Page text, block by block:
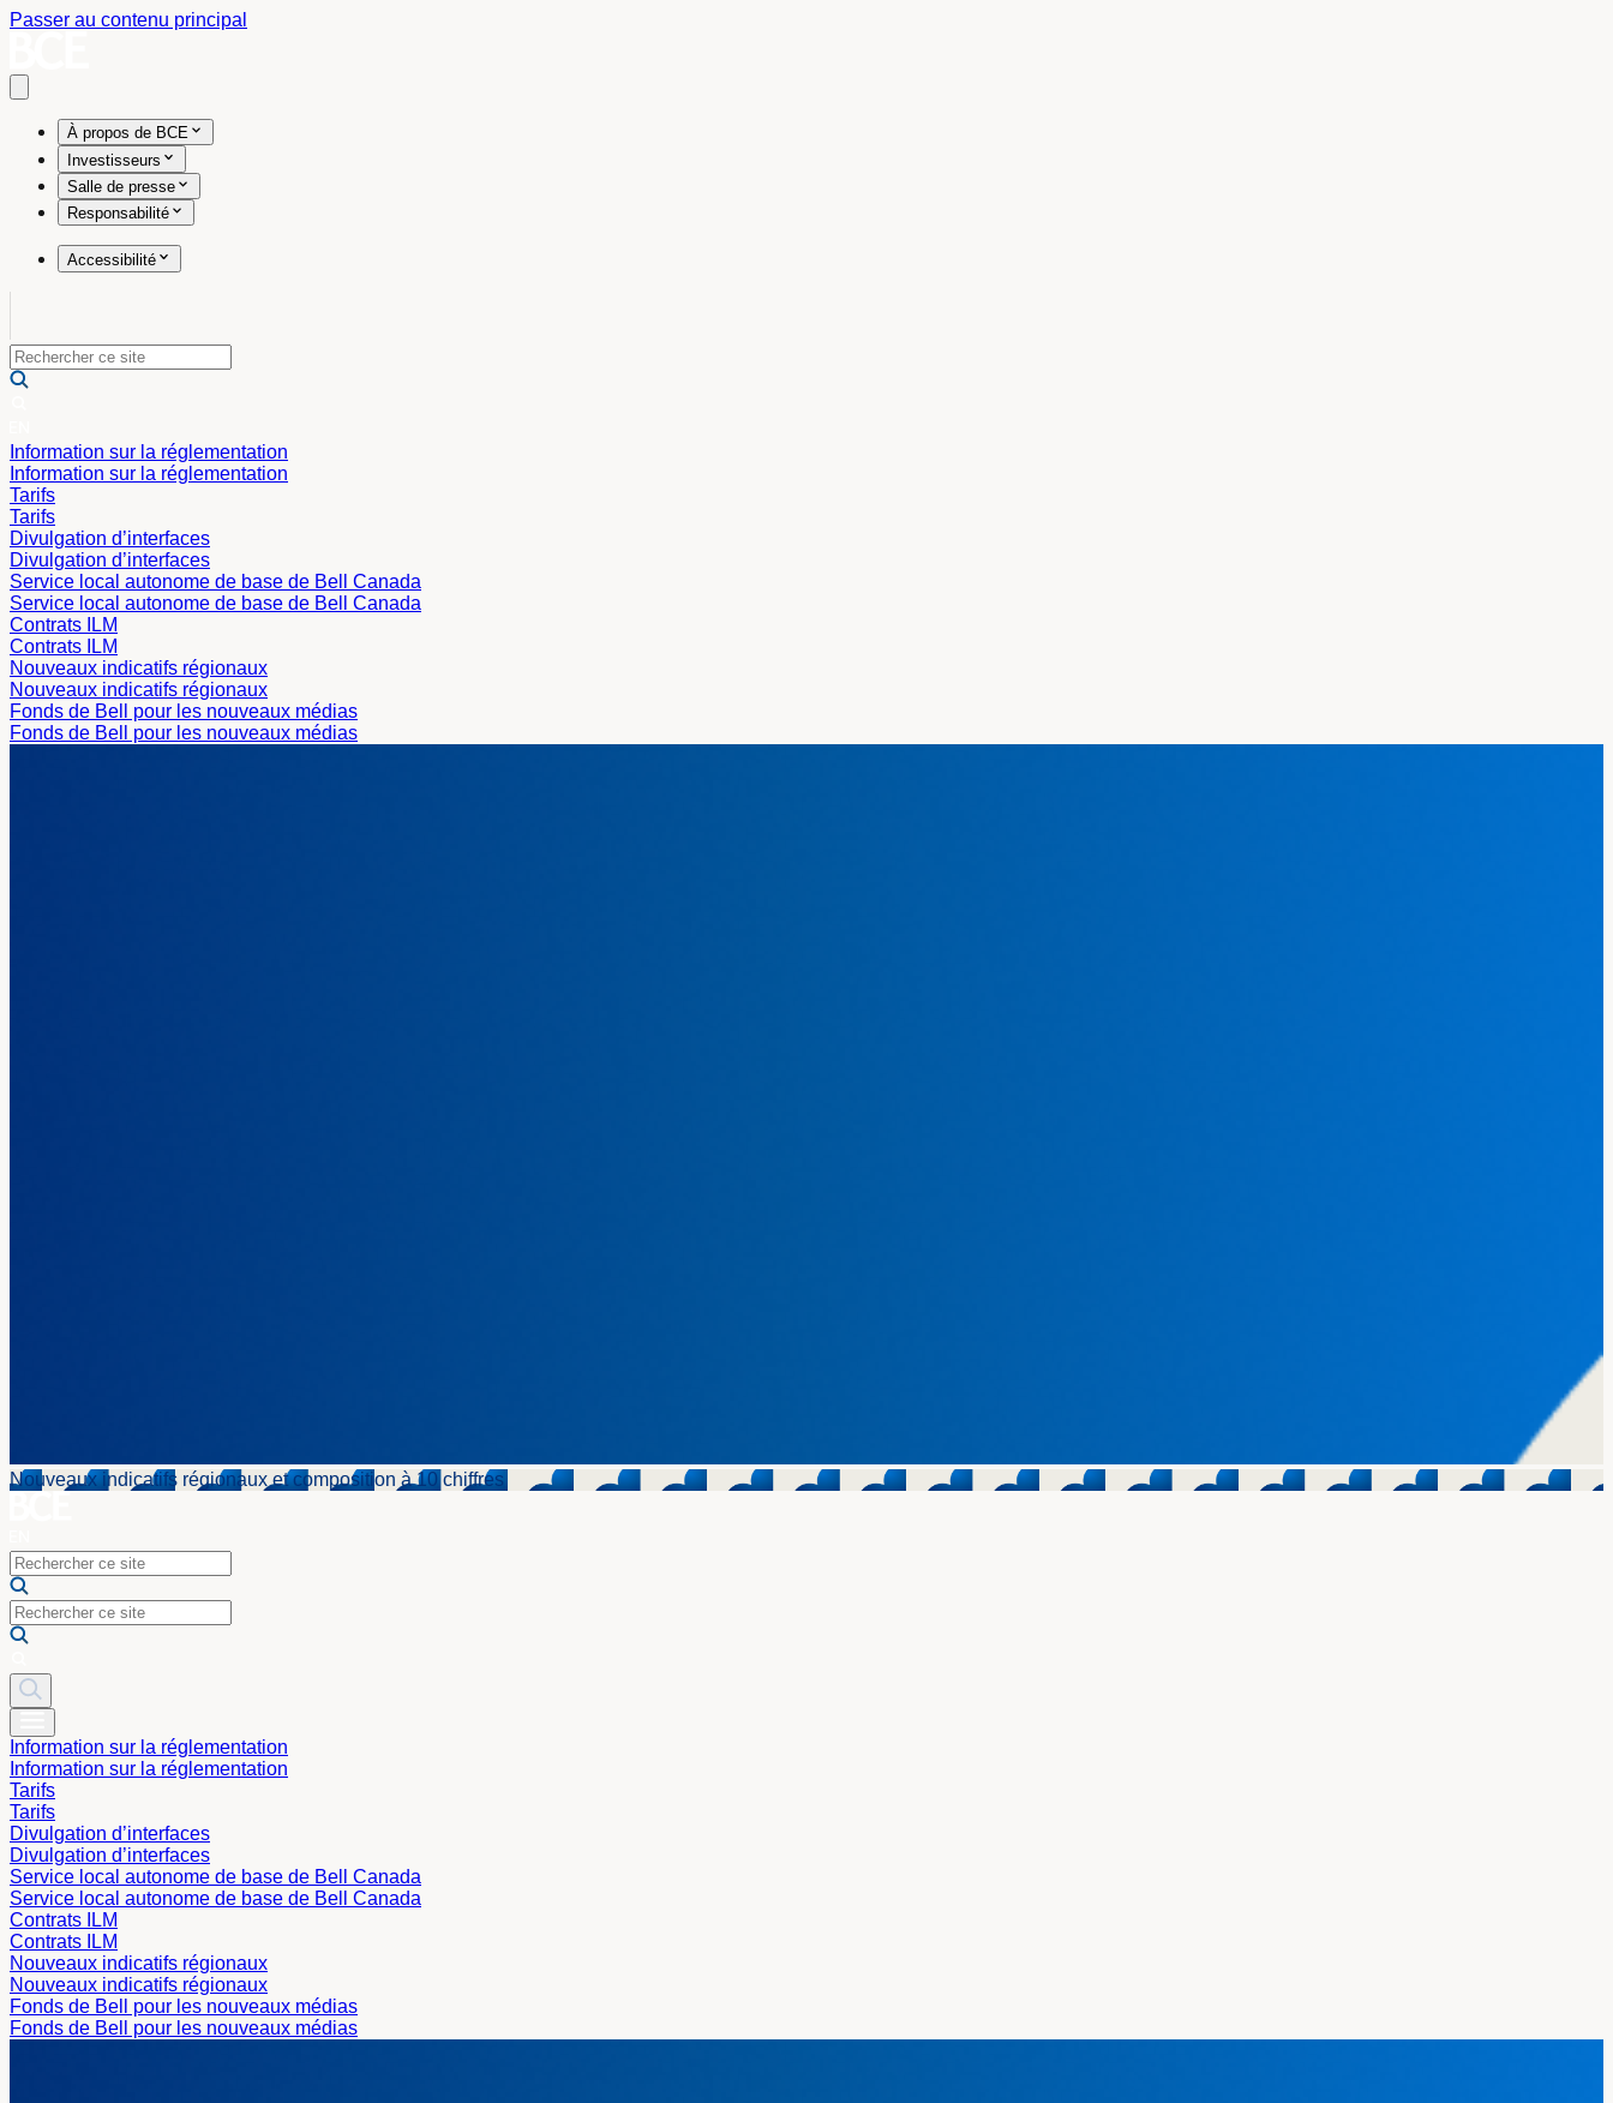
Passer au contenu principal
À propos de BCE
Investisseurs
Salle de presse
Responsabilité
Accessibilité
Information sur la réglementation
Information sur la réglementation
Tarifs
Tarifs
Divulgation d’interfaces
Divulgation d’interfaces
Service local autonome de base de Bell Canada
Service local autonome de base de Bell Canada
Contrats ILM
Contrats ILM
Nouveaux indicatifs régionaux
Nouveaux indicatifs régionaux
Fonds de Bell pour les nouveaux médias
Fonds de Bell pour les nouveaux médias
Nouveaux indicatifs régionaux et composition à 10 chiffres
Information sur la réglementation
Information sur la réglementation
Tarifs
Tarifs
Divulgation d’interfaces
Divulgation d’interfaces
Service local autonome de base de Bell Canada
Service local autonome de base de Bell Canada
Contrats ILM
Contrats ILM
Nouveaux indicatifs régionaux
Nouveaux indicatifs régionaux
Fonds de Bell pour les nouveaux médias
Fonds de Bell pour les nouveaux médias